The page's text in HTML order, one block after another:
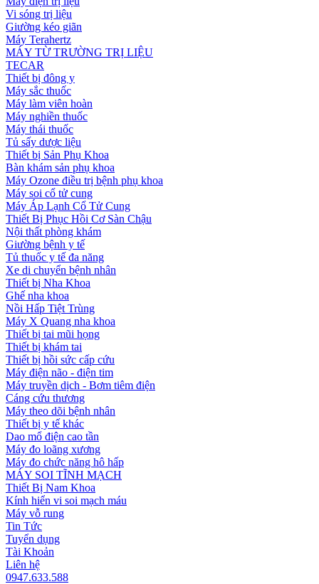
Vi sóng trị liệu
Giường kéo giãn
Máy Terahertz
MÁY TỪ TRƯỜNG TRỊ LIỆU
TECAR
Thiết bị đông y
Máy sắc thuốc
Máy làm viên hoàn
Máy nghiền thuốc
Máy thái thuốc
Tủ sấy dược liệu
Thiết bị Sản Phụ Khoa
Bàn khám sản phụ khoa
Máy Ozone điều trị bệnh phụ khoa
Máy soi cổ tử cung
Máy Áp Lạnh Cổ Tử Cung
Thiết Bị Phục Hồi Cơ Sàn Chậu
Nội thất phòng khám
Giường bệnh y tế
Tủ thuốc y tế đa năng
Xe di chuyển bệnh nhân
Thiết bị Nha Khoa
Ghế nha khoa
Nồi Hấp Tiệt Trùng
Máy X Quang nha khoa
Thiết bị tai mũi họng
Thiết bị khám tai
Thiết bị hồi sức cấp cứu
Máy điện não - điện tim
Máy truyền dịch - Bơm tiêm điện
Cáng cứu thương
Máy theo dõi bệnh nhân
Thiết bị y tế khác
Dao mổ điện cao tần
Máy đo loãng xương
Máy đo chức năng hô hấp
MÁY SOI TĨNH MẠCH
Thiết Bị Nam Khoa
Kính hiển vi soi mạch máu
Máy vỗ rung
Tin Tức
Tuyển dụng
Tài Khoản
Liên hệ
0947.633.588